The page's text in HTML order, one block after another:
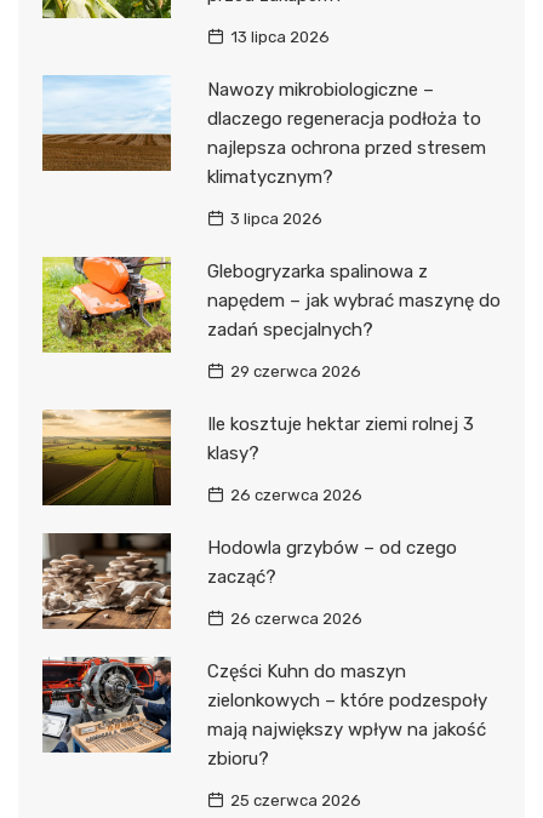
13 lipca 2026
Nawozy mikrobiologiczne –
dlaczego regeneracja podłoża to
najlepsza ochrona przed stresem
klimatycznym?
3 lipca 2026
Glebogryzarka spalinowa z
napędem – jak wybrać maszynę do
zadań specjalnych?
29 czerwca 2026
Ile kosztuje hektar ziemi rolnej 3
klasy?
26 czerwca 2026
Hodowla grzybów – od czego
zacząć?
26 czerwca 2026
Części Kuhn do maszyn
zielonkowych – które podzespoły
mają największy wpływ na jakość
zbioru?
25 czerwca 2026